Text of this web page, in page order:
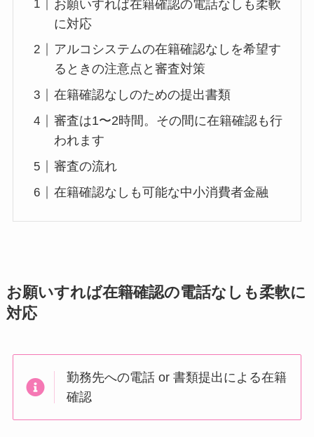
お願いすれば在籍確認の電話なしも柔軟
に対応
アルコシステムの在籍確認なしを希望す
るときの注意点と審査対策
在籍確認なしのための提出書類
審査は1〜2時間。その間に在籍確認も行
われます
審査の流れ
在籍確認なしも可能な中小消費者金融
お願いすれば在籍確認の電話なしも柔軟に
対応
勤務先への電話 or 書類提出による在籍
確認